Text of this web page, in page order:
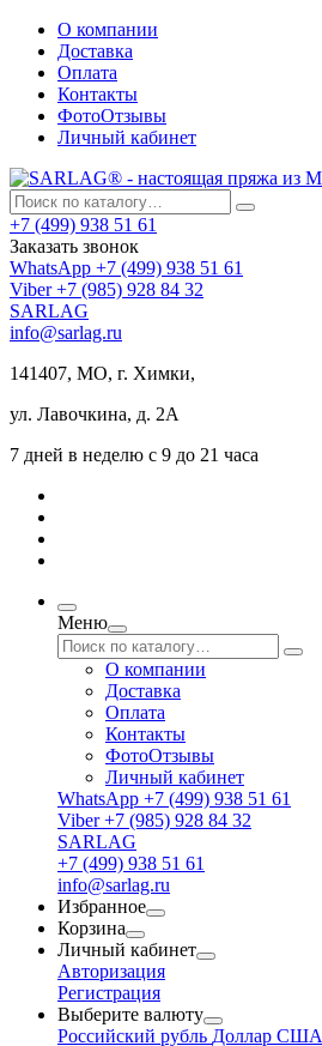
О компании
Доставка
Оплата
Контакты
ФотоОтзывы
Личный кабинет
+7 (499) 938 51 61
Заказать звонок
WhatsApp +7 (499) 938 51 61
Viber +7 (985) 928 84 32
SARLAG
info@sarlag.ru
141407, МО, г. Химки,
ул. Лавочкина, д. 2А
7 дней в неделю с 9 до 21 часа
Меню
О компании
Доставка
Оплата
Контакты
ФотоОтзывы
Личный кабинет
WhatsApp +7 (499) 938 51 61
Viber +7 (985) 928 84 32
SARLAG
+7 (499) 938 51 61
info@sarlag.ru
Избранное
Корзина
Личный кабинет
Авторизация
Регистрация
Выберите валюту
Российский рубль Доллар США